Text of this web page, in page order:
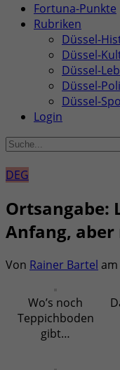
Fortuna-Punkte
Rubriken
Düssel-
Düssel-
Düssel-
Düssel-
Düssel-
Login
DEG
Ortsangabe:
Anfang,
Von Rainer Bartel am
Wo’s noch
Teppichboden
gibt…